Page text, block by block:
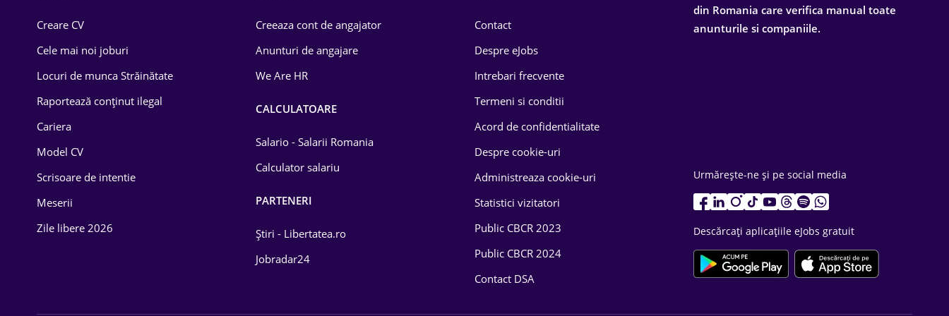
Drept
Educație / Training
Energetică
Farma
Creare CV
Cele mai noi joburi
Locuri de munca Străinătate
Raportează conținut ilegal
Cariera
Model CV
Scrisoare de intentie
Meserii
Zile libere 2026
Creeaza cont de angajator
Anunturi de angajare
We Are HR
CALCULATOARE
Salario - Salarii Romania
Calculator salariu
PARTENERI
Știri - Libertatea.ro
Jobradar24
Contact
Despre eJobs
Intrebari frecvente
Termeni si conditii
Acord de confidentialitate
Despre cookie-uri
Administreaza cookie-uri
Statistici vizitatori
Public CBCR 2023
Public CBCR 2024
Contact DSA
din Romania care verifica manual toate
anunturile si companiile.
Urmărește-ne și pe social media
Descărcați aplicațiile eJobs gratuit